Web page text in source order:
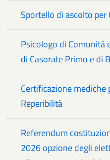
Sportello di ascolto per
Psicologo di Comunità
di Casorate Primo e di
Certificazione
Reperibilità
Referendum
2026 opzione degli